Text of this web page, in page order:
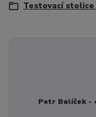
Testovací
Petr Balíček -